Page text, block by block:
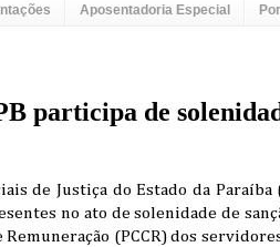
Aposentadoria Especial
participa de
de Justiça do Estado da Paraíba
no ato de solenidade de
(PCCR) dos